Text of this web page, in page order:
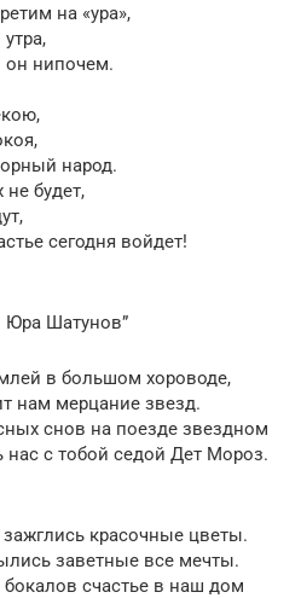
на «ура»,
он нипочем.
народ.
будет,
сегодня войдет!
Шатунов”
в большом хороводе,
нам мерцание звезд.
снов на поезде звездном
нас с тобой седой Дет Мороз.
красочные цветы.
заветные все мечты.
счастье в наш дом